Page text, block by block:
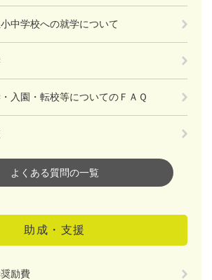
中学校への就学について
入園・転校等についてのＦＡＱ
よくある質問の一覧
助成・支援
励費